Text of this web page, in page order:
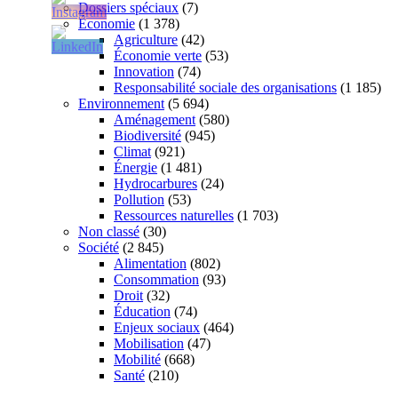
Dossiers spéciaux (7)
Économie (1 378)
Agriculture (42)
Économie verte (53)
Innovation (74)
Responsabilité sociale des organisations (1 185)
Environnement (5 694)
Aménagement (580)
Biodiversité (945)
Climat (921)
Énergie (1 481)
Hydrocarbures (24)
Pollution (53)
Ressources naturelles (1 703)
Non classé (30)
Société (2 845)
Alimentation (802)
Consommation (93)
Droit (32)
Éducation (74)
Enjeux sociaux (464)
Mobilisation (47)
Mobilité (668)
Santé (210)